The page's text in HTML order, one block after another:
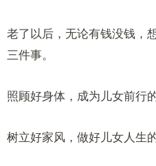
老了以后，无论有钱没钱，
三件事。
照顾好身体，成为儿女前行
树立好家风，做好儿女人生